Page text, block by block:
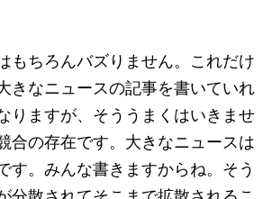
もちろんバズりません。これだけ
きなニュースの記事を書いていれ
りますが、そううまくはいきませ
合の存在です。大きなニュースは
す。みんな書きますからね。そう
分散されてそこまで拡散されるこ